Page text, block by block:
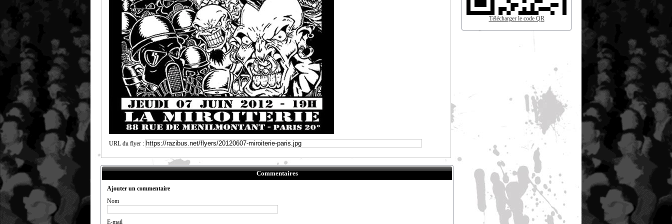
URL du flyer :
Commentaires
Ajouter un commentaire
Nom
E-mail
Télécharger le code QR